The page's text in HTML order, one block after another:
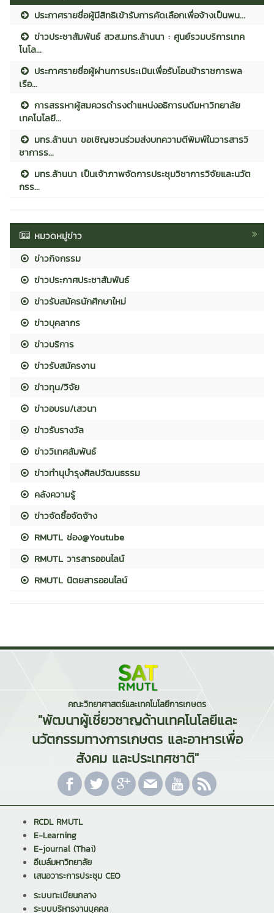
ประกาศรายชื่อผู้มีสิทธิเข้ารับการคัดเลือกเพื่อจ้างเป็นพน...
ข่าวประชาสัมพันธ์ สวส.มทร.ล้านนา : ศูนย์รวมบริการเทค
โนโล...
ประกาศรายชื่อผู้ผ่านการประเมินเพื่อรับโอนข้าราชการพล
เรือ...
การสรรหาผู้สมควรดำรงตำแหน่งอธิการบดีมหาวิทยาลัย
เทคโนโลยี...
มทร.ล้านนา ขอเชิญชวนร่วมส่งบทความตีพิมพ์ในวารสารวิ
ชาการร...
มทร.ล้านนา เป็นเจ้าภาพจัดการประชุมวิชาการวิจัยและนวัต
กรร...
หมวดหมู่ข่าว
ข่าวกิจกรรม
ข่าวประกาศประชาสัมพันธ์
ข่าวรับสมัครนักศึกษาใหม่
ข่าวบุคลากร
ข่าวบริการ
ข่าวรับสมัครงาน
ข่าวทุน/วิจัย
ข่าวอบรม/เสวนา
ข่าวรับรางวัล
ข่าววิเทศสัมพันธ์
ข่าวทำนุบำรุงศิลปวัฒนธรรม
คลังความรู้
ข่าวจัดซื้อจัดจ้าง
RMUTL ช่อง@Youtube
RMUTL วารสารออนไลน์
RMUTL นิตยสารออนไลน์
คณะวิทยาศาสตร์และเทคโนโลยีการเกษตร
"พัฒนาผู้เชี่ยวชาญด้านเทคโนโลยีและ
นวัตกรรมทางการเกษตร และอาหารเพื่อ
สังคม และประเทศชาติ"
RCDL RMUTL
E-Learning
E-journal (Thai)
อีเมล์มหาวิทยาลัย
เสนอวาระการประชุม CEO
ระบบทะเบียนกลาง
ระบบบริหารงานบุคคล